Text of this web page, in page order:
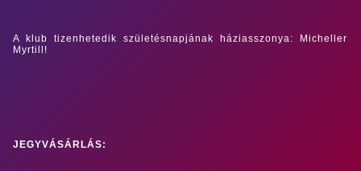
A klub tizenhetedik születésnapjának háziasszonya: Micheller
Myrtill!
JEGYVÁSÁRLÁS: